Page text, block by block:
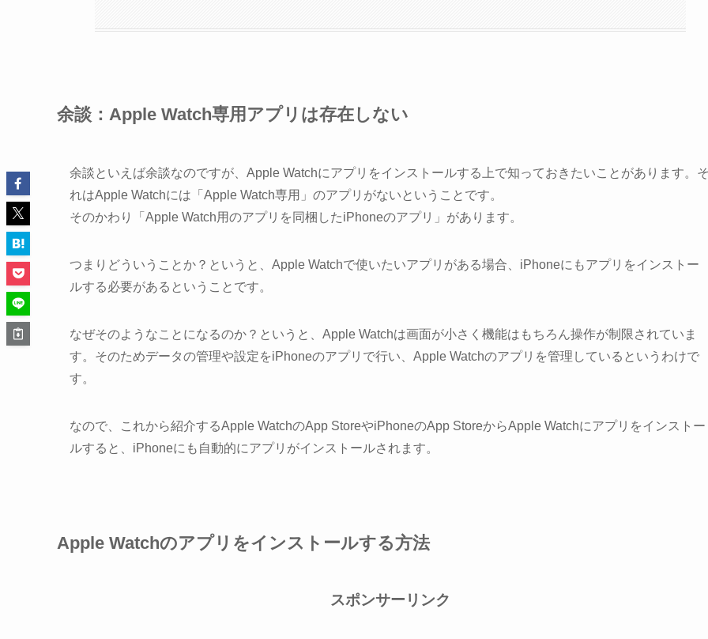
余談：Apple Watch専用アプリは存在しない
余談といえば余談なのですが、Apple Watchにアプリをインストールする上で知っておきたいことがあります。
れはApple Watchには「Apple Watch専用」のアプリがないということです。
そのかわり「Apple Watch用のアプリを同梱したiPhoneのアプリ」があります。
つまりどういうことか？というと、Apple Watchで使いたいアプリがある場合、iPhoneにもアプリをインストー
ルする必要があるということです。
なぜそのようなことになるのか？というと、Apple Watchは画面が小さく機能はもちろん操作が制限されていま
す。そのためデータの管理や設定をiPhoneのアプリで行い、Apple Watchのアプリを管理しているというわけで
す。
なので、これから紹介するApple WatchのApp StoreやiPhoneのApp StoreからApple Watchにアプリをインストー
ルすると、iPhoneにも自動的にアプリがインストールされます。
Apple Watchのアプリをインストールする方法
スポンサーリンク